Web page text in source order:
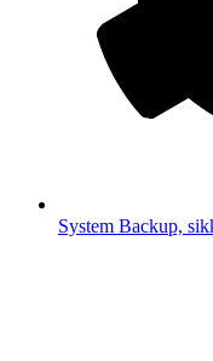
System Backup,